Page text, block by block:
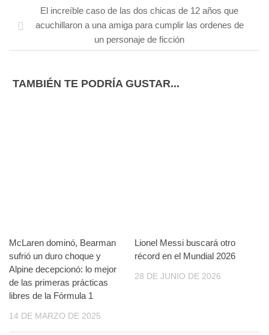
El increíble caso de las dos chicas de 12 años que
acuchillaron a una amiga para cumplir las ordenes de
un personaje de ficción
TAMBIÉN TE PODRÍA GUSTAR...
McLaren dominó, Bearman
sufrió un duro choque y
Alpine decepcionó: lo mejor
de las primeras prácticas
libres de la Fórmula 1
14 DE MARZO DE 2025
Lionel Messi buscará otro
récord en el Mundial 2026
28 DE JUNIO DE 2026